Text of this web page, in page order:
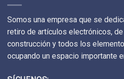
Somos una empresa que se
retiro de artículos electrónicos,
construcción y todos los
ocupando un espacio importante